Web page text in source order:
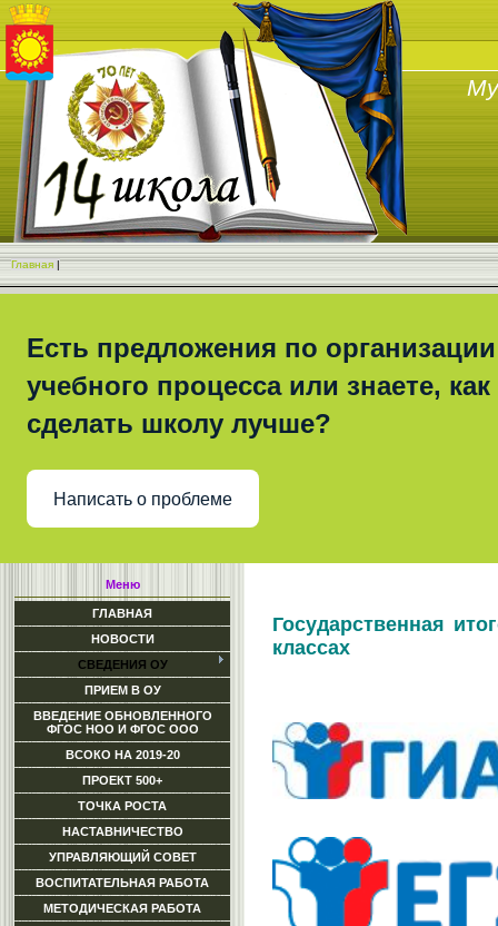
Главная |
Есть предложения по организации
учебного процесса или знаете, как
сделать школу лучше?
Написать о проблеме
Меню
ГЛАВНАЯ
НОВОСТИ
СВЕДЕНИЯ ОУ
ПРИЕМ В ОУ
ВВЕДЕНИЕ ОБНОВЛЕННОГО
ФГОС НОО И ФГОС ООО
ВСОКО НА 2019-20
ПРОЕКТ 500+
ТОЧКА РОСТА
НАСТАВНИЧЕСТВО
УПРАВЛЯЮЩИЙ СОВЕТ
ВОСПИТАТЕЛЬНАЯ РАБОТА
МЕТОДИЧЕСКАЯ РАБОТА
Государственная
классах